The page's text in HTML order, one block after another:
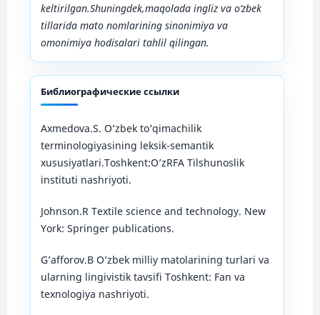
keltirilgan.Shuningdek,maqolada ingliz va o’zbek
tillarida mato nomlarining sinonimiya va
omonimiya hodisalari tahlil qilingan.
Библиографические ссылки
Axmedova.S. O’zbek to’qimachilik
terminologiyasining leksik-semantik
xususiyatlari.Toshkent:O’zRFA Tilshunoslik
instituti nashriyoti.
Johnson.R Textile science and technology. New
York: Springer publications.
G’afforov.B O’zbek milliy matolarining turlari va
ularning lingivistik tavsifi Toshkent: Fan va
texnologiya nashriyoti.